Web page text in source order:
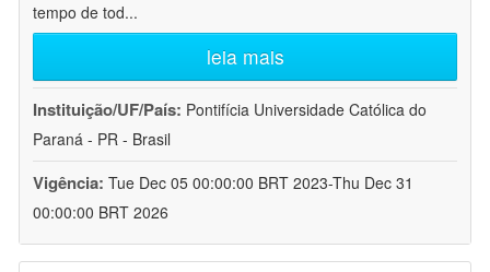
tempo de tod...
leia mais
Instituição/UF/País: Pontifícia Universidade Católica do
Paraná - PR - Brasil
Vigência: Tue Dec 05 00:00:00 BRT 2023-Thu Dec 31
00:00:00 BRT 2026